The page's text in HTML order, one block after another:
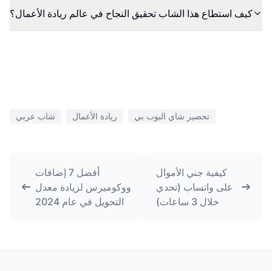
كيف استطاع هذا الشاب تحقيق النجاح في عالم ريادة الأعمال؟
شاب عربي ريادة الأعمال تحضير شاي البوب بي
أفضل 7 إضافات
ووكوميرس لزيادة معدل
التحويل في عام 2024
كيفية جني الأموال
على واتساب (تحدي
خلال 3 ساعات)